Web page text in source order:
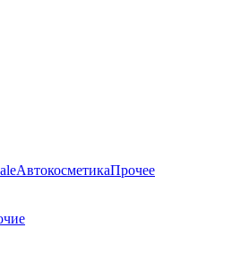
АвтокосметикаПрочее